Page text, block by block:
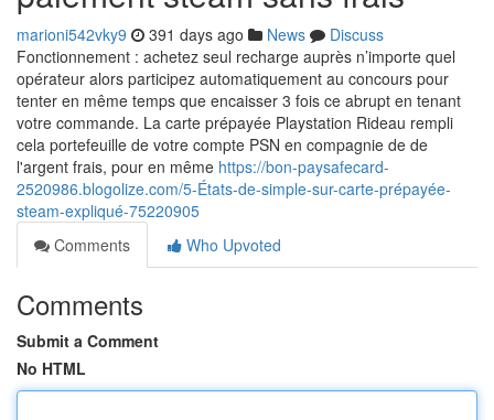
marioni542vky9 391 days ago News
Discuss
Fonctionnement : achetez seul recharge auprès n’importe quel
opérateur alors participez automatiquement au concours pour
tenter en même temps que encaisser 3 fois ce abrupt en tenant
votre commande. La carte prépayée Playstation Rideau rempli
cela portefeuille de votre compte PSN en compagnie de de
l'argent frais, pour en même https://bon-paysafecard-
2520986.blogolize.com/5-États-de-simple-sur-carte-prépayée-
steam-expliqué-75220905
Comments
Who Upvoted
Comments
Submit a Comment
No HTML